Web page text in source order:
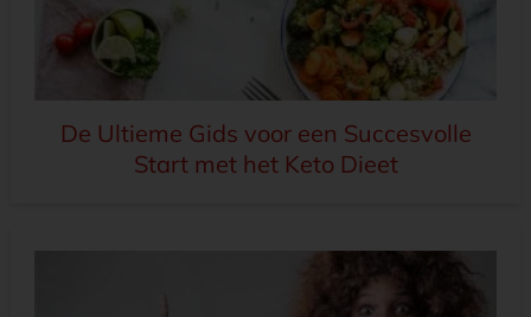
De Ultieme Gids voor een Succesvolle
Start met het Keto Dieet